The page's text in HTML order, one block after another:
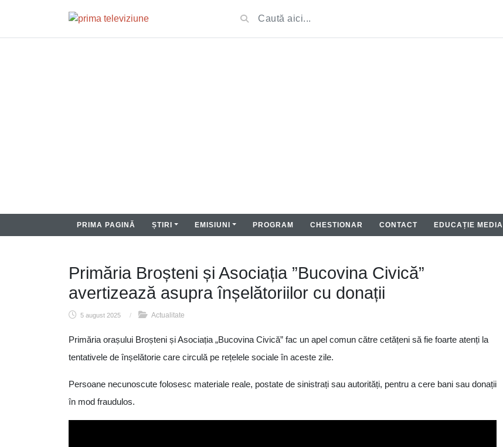
PRIMA PAGINĂ ȘTIRI EMISIUNI PROGRAM CHESTIONAR CONTACT EDUCAȚIE MEDIA
Primăria Broșteni și Asociația ”Bucovina Civică”
avertizează asupra înșelătoriilor cu donații
5 august 2025 / Actualitate
Primăria orașului Broșteni și Asociația „Bucovina Civică” fac un apel comun către cetățeni să fie foarte atenți la
tentativele de înșelătorie care circulă pe rețelele sociale în aceste zile.
Persoane necunoscute folosesc materiale reale, postate de sinistrați sau autorități, pentru a cere bani sau donații
în mod fraudulos.